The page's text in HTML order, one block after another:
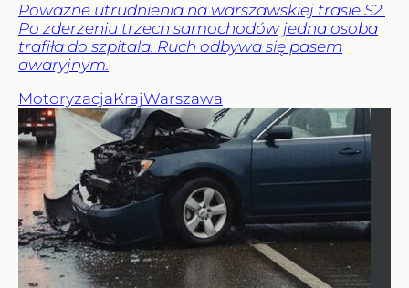
Poważne utrudnienia na warszawskiej trasie S2.
Po zderzeniu trzech samochodów jedna osoba
trafiła do szpitala. Ruch odbywa się pasem
awaryjnym.
MotoryzacjaKrajWarszawa